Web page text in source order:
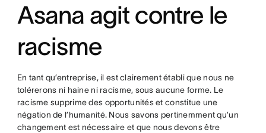
Asana agit contre le
racisme
En tant qu’entreprise, il est clairement établi que nous ne
tolérerons ni haine ni racisme, sous aucune forme. Le
racisme supprime des opportunités et constitue une
négation de l’humanité. Nous savons pertinemment qu’un
changement est nécessaire et que nous devons être